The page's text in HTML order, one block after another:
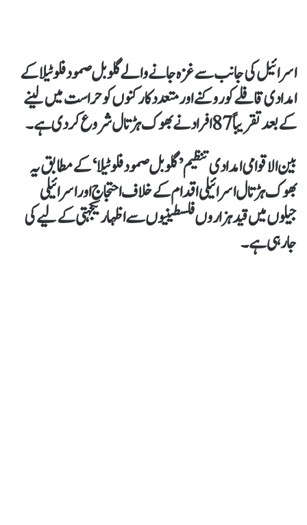
اسرائیل کی جانب سے غزہ جانے والے گلوبل صمود فلوٹیلا کے
امدادی قافلے کو روکنے اور متعدد کارکنوں کو حراست میں لینے
کے بعد تقریباً 87 افراد نے بھوک ہڑتال شروع کردی ہے۔
بین الاقوامی امدادی تنظیم ’گلوبل صمود فلوٹیلا‘ کے مطابق یہ
بھوک ہڑتال اسرائیلی اقدام کےخلاف احتجاج اور اسرائیلی
جیلوں میں قید ہزاروں فلسطینیوں سے اظہار یکجہتی کےلیے کی
جارہی ہے۔